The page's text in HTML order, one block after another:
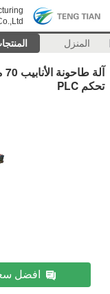
المنزل
تحكم PLC
افضل